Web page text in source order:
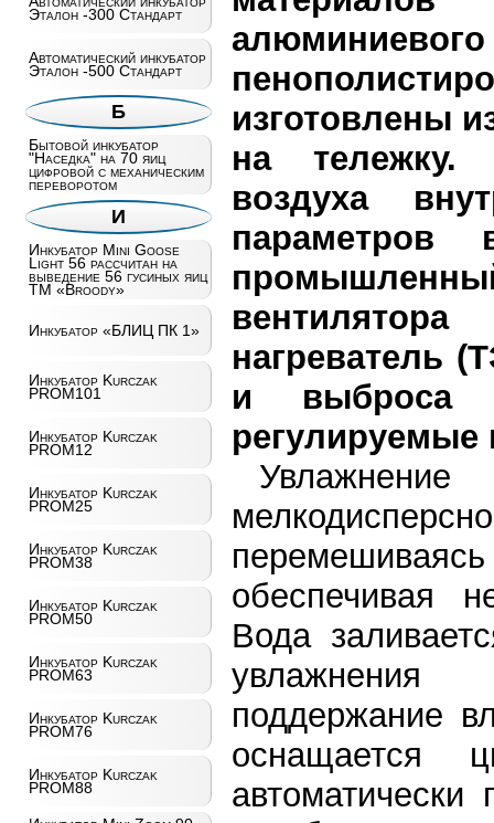
Эталон -300 Стандарт
Автоматический инкубатор
Эталон -500 Стандарт
Б
Бытовой инкубатор
"Наседка" на 70 яиц
цифровой с механическим
переворотом
И
Инкубатор Mini Goose
Light 56 рассчитан на
выведение 56 гусиных яиц
ТМ «Broody»
Инкубатор «БЛИЦ ПК 1»
Инкубатор Kurczak
PROM101
Инкубатор Kurczak
PROM12
Инкубатор Kurczak
PROM25
Инкубатор Kurczak
PROM38
Инкубатор Kurczak
PROM50
Инкубатор Kurczak
PROM63
Инкубатор Kurczak
PROM76
Инкубатор Kurczak
PROM88
изготовлены
на тележку.
воздуха
параметров
нагреватель
и выброса
регулируемые
обеспечивая
Вода
увлажнения
поддержание
оснащается